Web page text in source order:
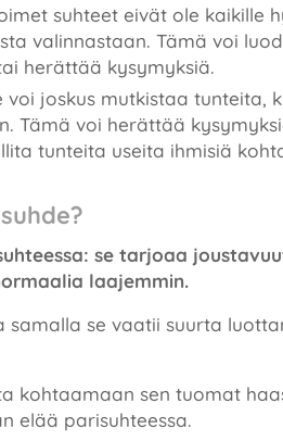
suhteet eivät ole kaikille
valinnastaan. Tämä voi
herättää kysymyksiä.
voi joskus mutkistaa tunteita,
Tämä voi herättää
tunteita useita ihmisiä
se tarjoaa
laajemmin.
se vaatii suurta
kohtaamaan sen tuomat
elää parisuhteessa.